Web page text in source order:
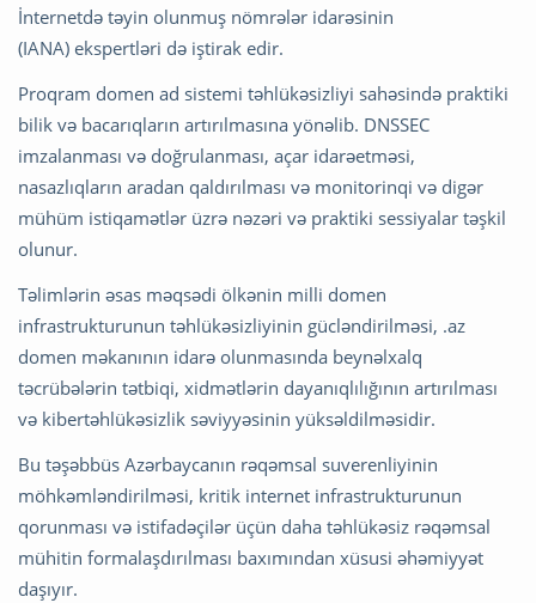
İnternetdə təyin olunmuş nömrələr idarəsinin
(IANA) ekspertləri də iştirak edir.
Proqram domen ad sistemi təhlükəsizliyi sahəsində praktiki
bilik və bacarıqların artırılmasına yönəlib. DNSSEC
imzalanması və doğrulanması, açar idarəetməsi,
nasazlıqların aradan qaldırılması və monitorinqi və digər
mühüm istiqamətlər üzrə nəzəri və praktiki sessiyalar təşkil
olunur.
Təlimlərin əsas məqsədi ölkənin milli domen
infrastrukturunun təhlükəsizliyinin gücləndirilməsi, .az
domen məkanının idarə olunmasında beynəlxalq
təcrübələrin tətbiqi, xidmətlərin dayanıqlılığının artırılması
və kibertəhlükəsizlik səviyyəsinin yüksəldilməsidir.
Bu təşəbbüs Azərbaycanın rəqəmsal suverenliyinin
möhkəmləndirilməsi, kritik internet infrastrukturunun
qorunması və istifadəçilər üçün daha təhlükəsiz rəqəmsal
mühitin formalaşdırılması baxımından xüsusi əhəmiyyət
daşıyır.